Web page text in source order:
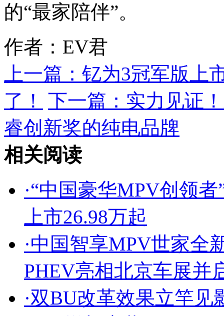
的“最家陪伴”。
作者：EV君
上一篇： 钇为3冠军版上
了！
下一篇： 实力见证
睿创新奖的纯电品牌
相关阅读
·“中国豪华MPV创领
上市26.98万起
·中国智享MPV世家全
PHEV亮相北京车展并
·双BU改革效果立竿见